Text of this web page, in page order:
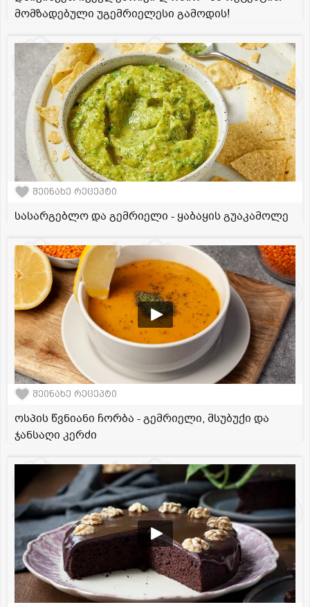
მომზადებული უგემრიელესი გამოდის!
შეინახე რეცეპტი
სასარგებლო და გემრიელი - ყაბაყის გუაკამოლე
შეინახე რეცეპტი
ოსპის წვნიანი ჩორბა - გემრიელი, მსუბუქი და
ჯანსაღი კერძი